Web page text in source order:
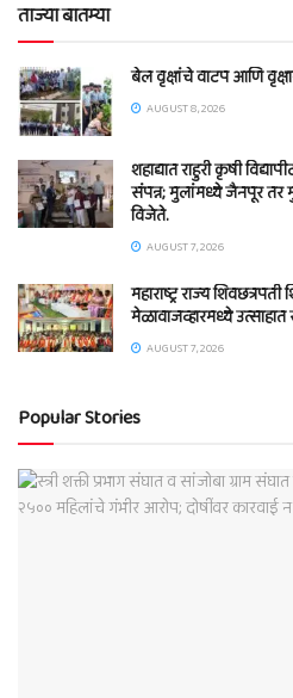
ताज्या बातम्या
बेल वृक्षांचे वाटप आणि
AUGUST 8, 2026
शहाद्यात राहुरी कृषी
संपन्न; मुलांमध्ये जैनपूर तर
विजेते.
AUGUST 7, 2026
महाराष्ट्र राज्य
मेळावाजव्हारमध्ये उत्साहात
AUGUST 7, 2026
Popular Stories